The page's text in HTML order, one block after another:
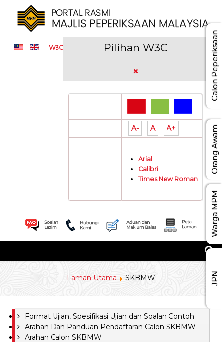
W3C Pilihan W3C
A- A A+
Arial
Calibri
Times New Roman
Laman Utama SKBMW
Format Ujian, Spesifikasi Ujian dan Soalan Contoh
Arahan Dan Panduan Pendaftaran Calon SKBMW
Arahan Calon SKBMW
Calon Peperiksaan
Orang Awam
JPN
Warga MPM